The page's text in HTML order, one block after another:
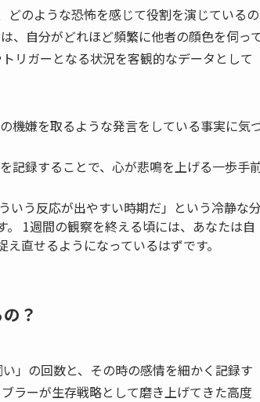
どのような恐怖を感じて役割を演じているの
、自分がどれほど頻繁に他者の顔色を伺っ
リガーとなる状況を客観的なデータとして
機嫌を取るような発言をしている事実に気
記録することで、心が悲鳴を上げる一歩手
いう反応が出やすい時期だ」という冷静な
1週間の観察を終える頃には、あなたは自
直せるようになっているはずです。
？
」の回数と、その時の感情を細かく記録す
ラーが生存戦略として磨き上げてきた高度